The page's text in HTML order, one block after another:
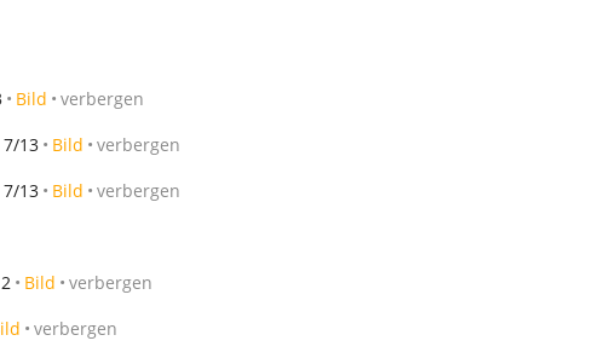
Bild verbergen
13 Bild verbergen
13 Bild verbergen
Bild verbergen
verbergen